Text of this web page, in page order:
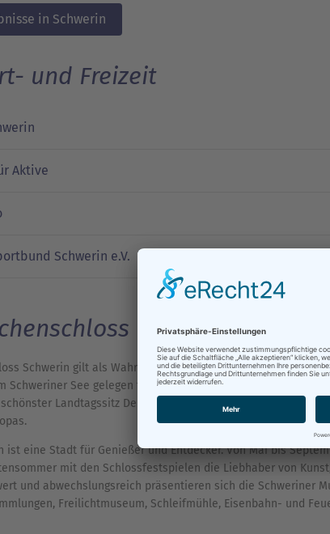
in Schwerin
und Freizeit
Aktive
Schwerin e.V.
und Kunstgenuss
Schwerin gilt als Wahrzeichen der Landeshauptstadt.
Schweriner See gelegen findet es immer neue Bewunderer,
Landtagssitz Deutschlands betitelt und zählt zu den
ist eine Stadt für Genießer und Entdecker. Von Mai bis
mit den Schlossfestspielen die Liebhaber von
und abwechslungsreich präsentieren sich die Schweriner
Freilichtmuseum, Schleifmühle, Eisenbahn- und